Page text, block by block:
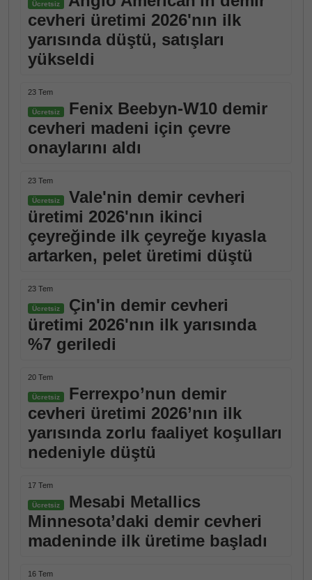
Ücretsiz
cevheri üretimi 2026'nın ilk
yarısında düştü, satışları
yükseldi
23 Tem
Ücretsiz
Fenix Beebyn-W10 demir
cevheri madeni için çevre
onaylarını aldı
23 Tem
Ücretsiz
Vale'nin demir cevheri
üretimi 2026'nın ikinci
çeyreğinde ilk çeyreğe kıyasla
artarken, pelet üretimi düştü
23 Tem
Ücretsiz
Çin'in demir cevheri
üretimi 2026'nın ilk yarısında
%7 geriledi
20 Tem
Ücretsiz
Ferrexpo’nun demir
cevheri üretimi 2026’nın ilk
yarısında zorlu faaliyet koşulları
nedeniyle düştü
17 Tem
Ücretsiz
Mesabi Metallics
Minnesota’daki demir cevheri
madeninde ilk üretime başladı
16 Tem